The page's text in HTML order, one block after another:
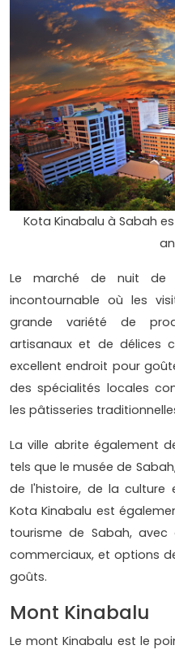
Kota Kinabalu à Sabah
Le marché de nuit de
incontournable où les
grande variété de
artisanaux et de délices
excellent endroit pour
des spécialités locales
les pâtisseries
La ville abrite également
tels que le musée de
de l'histoire, de la culture
Kota Kinabalu est
tourisme de Sabah, avec
commerciaux, et options
goûts.
Mont Kinabalu
Le mont Kinabalu est le